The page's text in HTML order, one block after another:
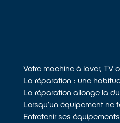
Votre machine à laver, TV
La réparation : une
La réparation allonge la
Lorsqu’un équipement ne
Entretenir ses